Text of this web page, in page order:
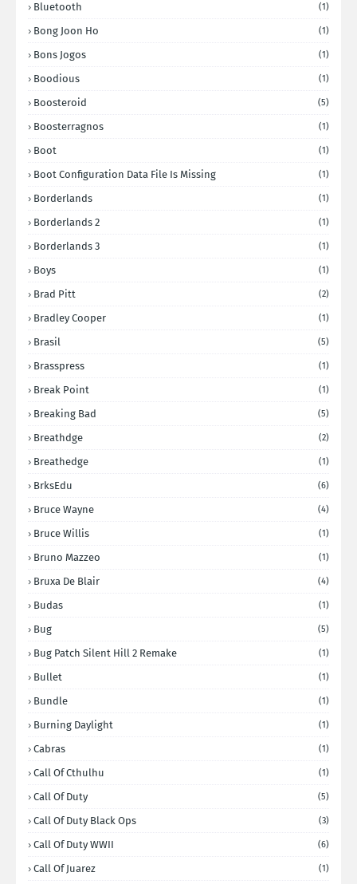
Bluetooth (1)
Bong Joon Ho (1)
Bons Jogos (1)
Boodious (1)
Boosteroid (5)
Boosterragnos (1)
Boot (1)
Boot Configuration Data File Is Missing (1)
Borderlands (1)
Borderlands 2 (1)
Borderlands 3 (1)
Boys (1)
Brad Pitt (2)
Bradley Cooper (1)
Brasil (5)
Brasspress (1)
Break Point (1)
Breaking Bad (5)
Breathdge (2)
Breathedge (1)
BrksEdu (6)
Bruce Wayne (4)
Bruce Willis (1)
Bruno Mazzeo (1)
Bruxa De Blair (4)
Budas (1)
Bug (5)
Bug Patch Silent Hill 2 Remake (1)
Bullet (1)
Bundle (1)
Burning Daylight (1)
Cabras (1)
Call Of Cthulhu (1)
Call Of Duty (5)
Call Of Duty Black Ops (3)
Call Of Duty WWII (6)
Call Of Juarez (1)